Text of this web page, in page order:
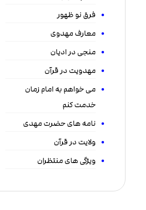
فرق نو ظهور
معارف مهدوی
منجی در ادیان
مهدویت در قرآن
می خواهم به امام زمان
خدمت کنم
نامه های حضرت مهدی
ولایت در قرآن
ویژگی های منتظران